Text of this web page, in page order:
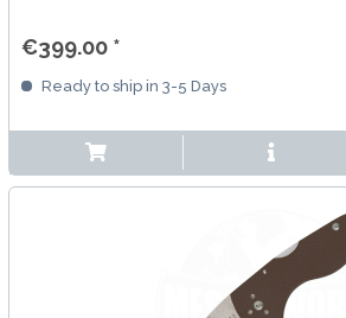
€399.00 *
Ready to ship in 3-5 Days